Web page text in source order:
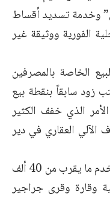
وخدمة تسديد أقساط
الفورية ووثيقة غير
الخاصة بالمصرفين
زود سابقاً بنقطة بيع
الذي خفف الكثير
العقاري في دير
وأشارت جومر إلى أن مكتب البريد يخدم ما يقرب من 40 ألف
وقارة وقرى جراجير